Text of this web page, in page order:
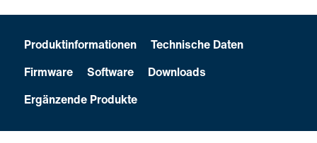
Produktinformationen
Technische Daten
Firmware
Software
Downloads
Ergänzende Produkte